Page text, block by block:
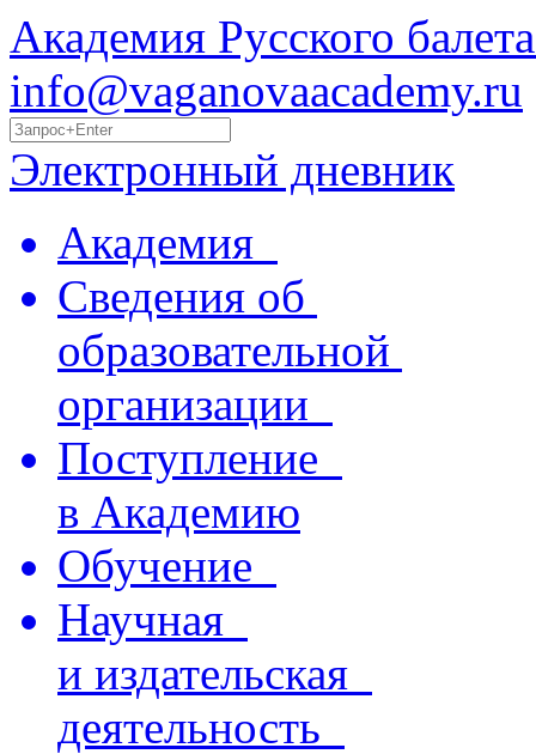
Академия Русского
info@vaganovaacademy.ru
Электронный дневник
Академия
Сведения об
образовательной
организации
Поступление
в Академию
Обучение
Научная
и издательская
деятельность